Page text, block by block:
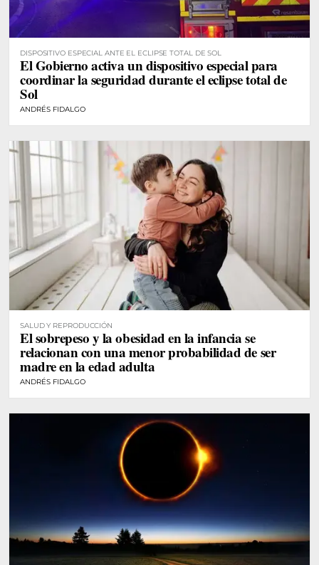
DISPOSITIVO ESPECIAL ANTE EL ECLIPSE TOTAL DE SOL
El Gobierno activa un dispositivo especial para
coordinar la seguridad durante el eclipse total de
Sol
ANDRÉS FIDALGO
SALUD Y REPRODUCCIÓN
El sobrepeso y la obesidad en la infancia se
relacionan con una menor probabilidad de ser
madre en la edad adulta
ANDRÉS FIDALGO